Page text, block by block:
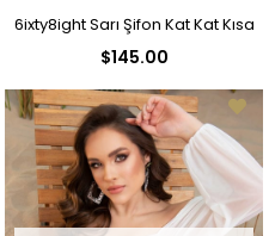
6ixty8ight Sarı Şifon Kat Kat Kısa
$145.00